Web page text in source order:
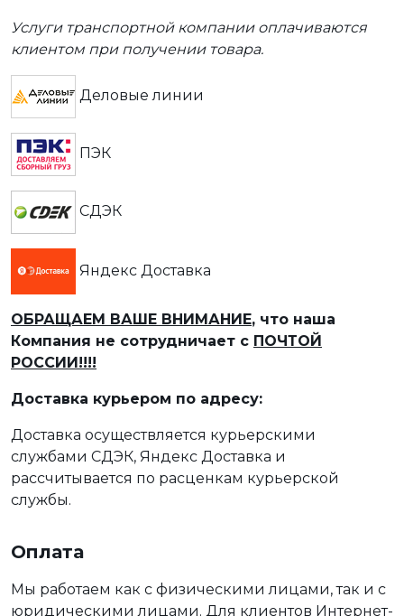
Услуги транспортной компании оплачиваются
клиентом при получении товара.
Деловые линии
ПЭК
СДЭК
Яндекс Доставка
ОБРАЩАЕМ ВАШЕ ВНИМАНИЕ, что наша
Компания не сотрудничает с ПОЧТОЙ
РОССИИ!!!!
Доставка курьером по адресу:
Доставка осуществляется курьерскими
службами СДЭК, Яндекс Доставка и
рассчитывается по расценкам курьерской
службы.
Оплата
Мы работаем как с физическими лицами, так и с
юридическими лицами. Для клиентов Интернет-